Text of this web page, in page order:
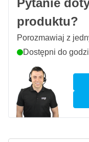
Pytanie
produktu?
Porozmawiaj z
Dostępni do